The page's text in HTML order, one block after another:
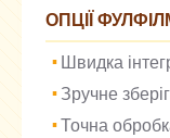
ОПЦІЇ
Швидка
Зручне
Точна